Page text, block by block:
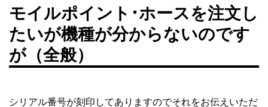
モイルポイント･ホースを注文し
たいが機種が分からないのです
が（全般）
シリアル番号が刻印してありますのでそれをお伝えいただ